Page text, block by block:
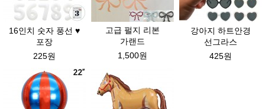
16인치 숫자 풍선 ♥
포장
225원
고급 펄지 리본
가랜드
1,500원
강아지 하트안경
선그라스
425원